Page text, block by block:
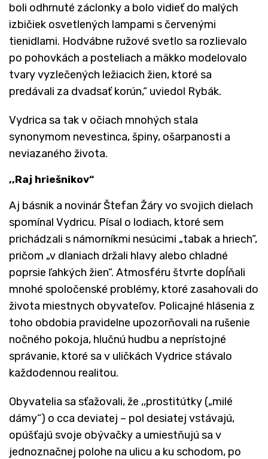
boli odhrnuté záclonky a bolo vidieť do malých
izbičiek osvetlených lampami s červenými
tienidlami. Hodvábne ružové svetlo sa rozlievalo
po pohovkách a posteliach a mäkko modelovalo
tvary vyzlečených ležiacich žien, ktoré sa
predávali za dvadsať korún,“ uviedol Rybák.
Vydrica sa tak v očiach mnohých stala
synonymom nevestinca, špiny, ošarpanosti a
neviazaného života.
,,Raj hriešnikov“
Aj básnik a novinár Štefan Žáry vo svojich dielach
spomínal Vydricu. Písal o lodiach, ktoré sem
prichádzali s námorníkmi nesúcimi „tabak a hriech“,
pričom „v dlaniach držali hlavy alebo chladné
poprsie ľahkých žien“. Atmosféru štvrte dopĺňali
mnohé spoločenské problémy, ktoré zasahovali do
života miestnych obyvateľov. Policajné hlásenia z
toho obdobia pravidelne upozorňovali na rušenie
nočného pokoja, hlučnú hudbu a neprístojné
správanie, ktoré sa v uličkách Vydrice stávalo
každodennou realitou.
Obyvatelia sa sťažovali, že ,,prostitútky („milé
dámy“) o cca deviatej – pol desiatej vstávajú,
opúšťajú svoje obývačky a umiestňujú sa v
jednoznačnej polohe na ulicu a ku schodom, po